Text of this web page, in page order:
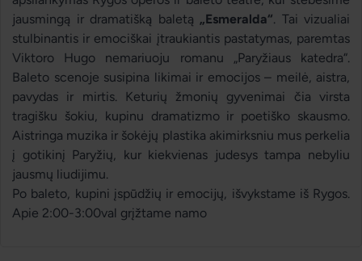
jausmingą ir dramatišką baletą „Esmeralda“. Tai vizualiai
stulbinantis ir emociškai įtraukiantis pastatymas, paremtas
Viktoro Hugo nemariuoju romanu „Paryžiaus katedra“.
Baleto scenoje susipina likimai ir emocijos – meilė, aistra,
pavydas ir mirtis. Keturių žmonių gyvenimai čia virsta
tragišku šokiu, kupinu dramatizmo ir poetiško skausmo.
Aistringa muzika ir šokėjų plastika akimirksniu mus perkelia
į gotikinį Paryžių, kur kiekvienas judesys tampa nebyliu
jausmų liudijimu.
Po baleto, kupini įspūdžių ir emocijų, išvykstame iš Rygos.
Apie 2:00-3:00val grįžtame namo